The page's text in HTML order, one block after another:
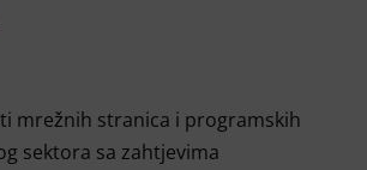
mrežnih stranica i programskih
sektora sa zahtjevima